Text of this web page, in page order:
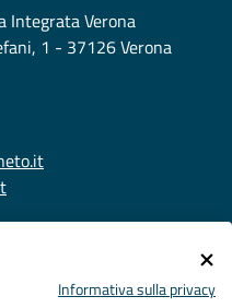
Integrata Verona
1 - 37126 Verona
Informativa sulla privacy